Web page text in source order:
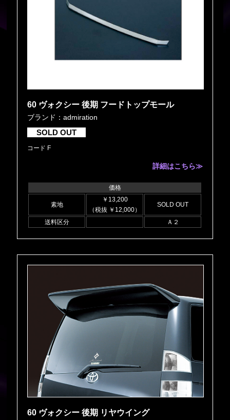
60 ヴォクシー 後期 フードトップモール
ブランド：admiration
SOLD OUT
コード F
詳細はこちら≫
価格
素地
￥13,200
（税抜 ￥12,000）
SOLD OUT
送料区分 Ａ２
60 ヴォクシー 後期 リヤウイング